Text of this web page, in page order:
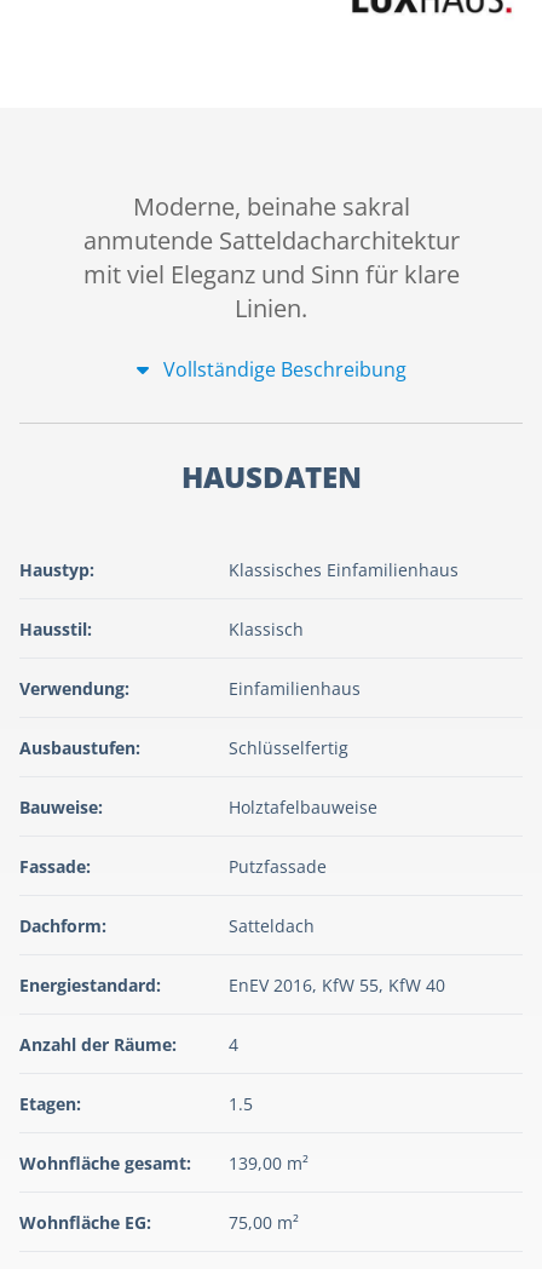
Moderne, beinahe sakral
anmutende Satteldacharchitektur
mit viel Eleganz und Sinn für klare
Linien.
Vollständige Beschreibung
HAUSDATEN
Haustyp: Klassisches Einfamilienhaus
Hausstil: Klassisch
Verwendung: Einfamilienhaus
Ausbaustufen: Schlüsselfertig
Bauweise: Holztafelbauweise
Fassade: Putzfassade
Dachform: Satteldach
Energiestandard: EnEV 2016, KfW 55, KfW 40
Anzahl der Räume: 4
Etagen: 1.5
Wohnfläche gesamt: 139,00 m²
Wohnfläche EG: 75,00 m²